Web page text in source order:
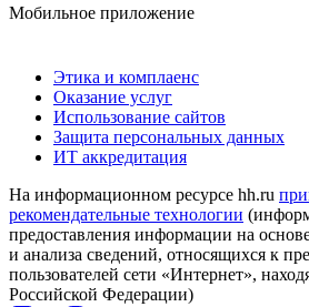
Мобильное приложение
Этика и комплаенс
Оказание услуг
Использование сайтов
Защита персональных данных
ИТ аккредитация
На информационном ресурсе hh.ru
рекомендательные технологии
предоставления информации на
и анализа сведений, относящихся к
пользователей сети «Интернет»,
Российской Федерации)